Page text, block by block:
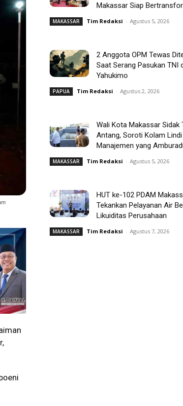
Makassar Siap
MAKASSAR Tim Redaksi - Agustus 5, 2026
2 Anggota OPM Tewas
Saat Serang Pasukan TNI
Yahukimo
PAPUA Tim Redaksi - Agustus 2, 2026
Wali Kota Makassar Sidak
Antang, Soroti Kolam
Manajemen yang
MAKASSAR Tim Redaksi - Agustus 5, 2026
HUT ke-102 PDAM
Tekankan Pelayanan Air
Likuiditas Perusahaan
MAKASSAR Tim Redaksi - Agustus 7, 2026